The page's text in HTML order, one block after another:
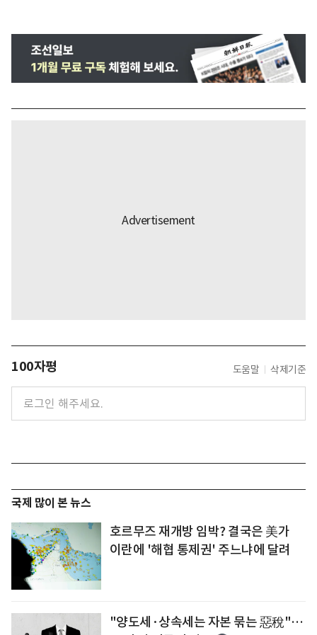
100자평 도움말 삭제기준
국제 많이 본 뉴스
호르무즈 재개방 임박? 결국은 美가
이란에 '해협 통제권' 주느냐에 달려
"양도세·상속세는 자본 묶는 惡稅"…